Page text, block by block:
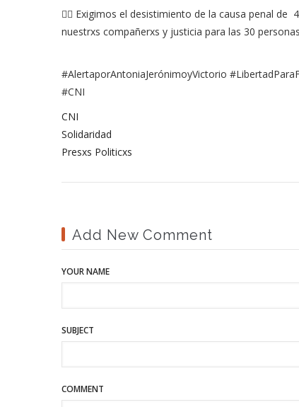
✊🏽 Exigimos el desistimiento de la causa penal
nuestrxs compañerxs y justicia para las 30
#AlertaporAntoniaJerónimoyVictorio
#CNI
CNI
Solidaridad
Presxs Politicxs
Add New Comment
YOUR NAME
SUBJECT
COMMENT